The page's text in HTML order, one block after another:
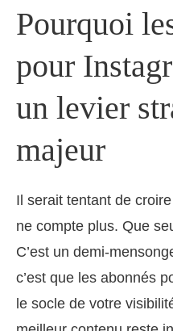
Pourquoi
pour
un levier
majeur
Il serait tentant de
ne compte plus. Que
C’est un demi-
c’est que les abonnés
le socle de votre